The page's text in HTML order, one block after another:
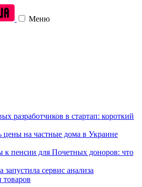
Меню
разработчиков в стартап: короткий
цены на частные дома в Украине
к пенсии для Почетных доноров: что
запустила сервис анализа